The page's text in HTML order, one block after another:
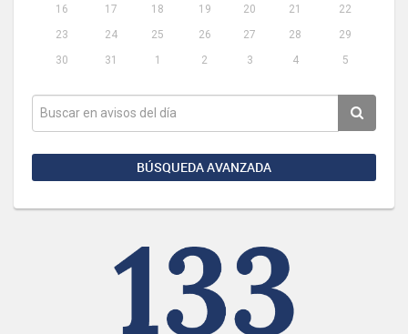
16
17 18 19 20 21
22
23
24 25 26 27 28
29
30
31 1 2 3 4 5
BÚSQUEDA AVANZADA